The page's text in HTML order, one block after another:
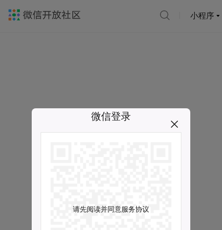
小程序
微信登录
请先阅读并同意服务协议